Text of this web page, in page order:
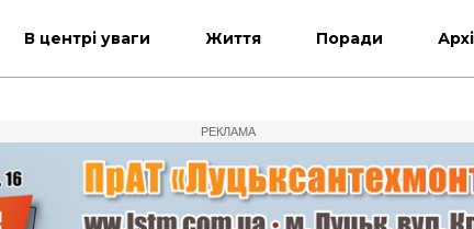
В центрі уваги Життя Поради
РЕКЛАМА